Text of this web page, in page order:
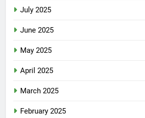
July 2025
June 2025
May 2025
April 2025
March 2025
February 2025